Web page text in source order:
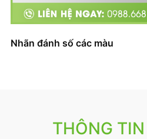
Nhãn đánh số các màu
THÔNG